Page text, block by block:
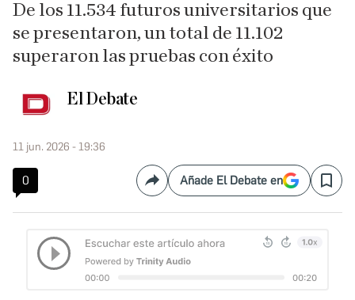
De los 11.534 futuros universitarios que
se presentaron, un total de 11.102
superaron las pruebas con éxito
El Debate
11 jun. 2026 - 19:36
0 CompartirAñade El Debate en Save